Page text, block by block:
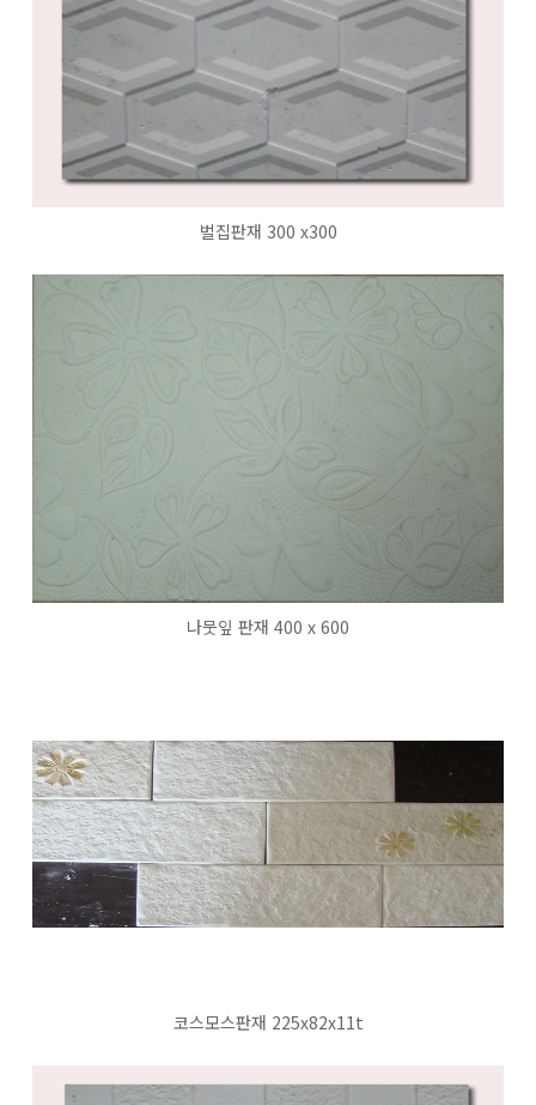
벌집판재 300 x300
나뭇잎 판재 400 x 600
코스모스판재 225x82x11t